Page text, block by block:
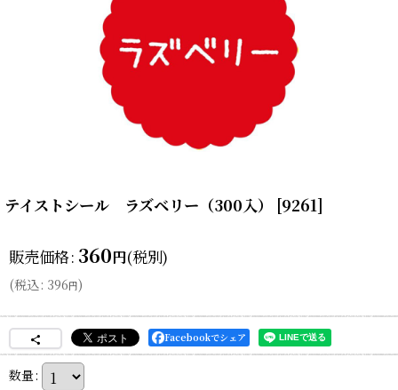
テイストシール ラズベリー（300入） [9261]
販売価格: 360円(税別)
(税込: 396円)
Facebookでシェア
数量: